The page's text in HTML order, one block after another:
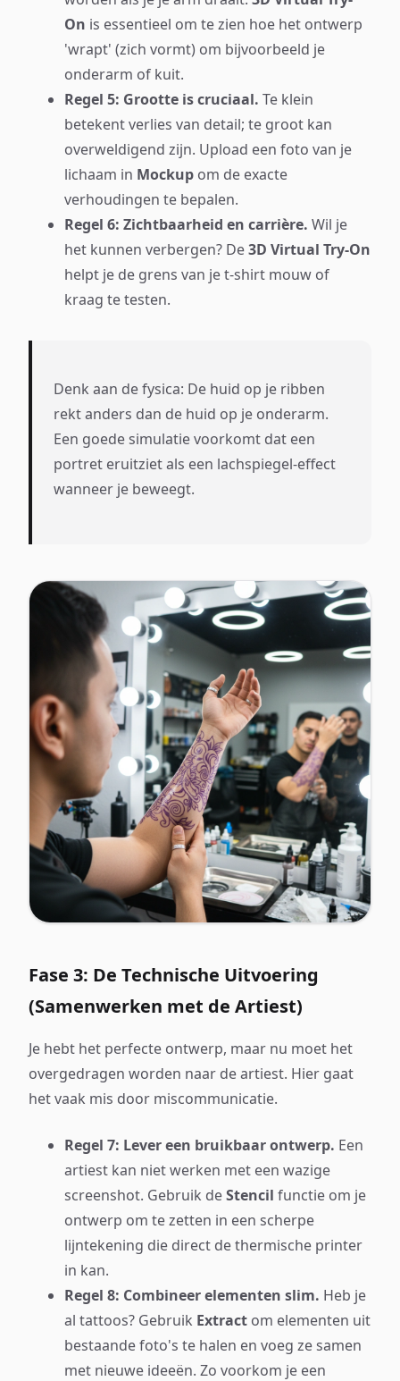
On is essentieel om te zien hoe het ontwerp
'wrapt' (zich vormt) om bijvoorbeeld je
onderarm of kuit.
Regel 5: Grootte is cruciaal. Te klein
betekent verlies van detail; te groot kan
overweldigend zijn. Upload een foto van je
lichaam in Mockup om de exacte
verhoudingen te bepalen.
Regel 6: Zichtbaarheid en carrière. Wil je
het kunnen verbergen? De3D Virtual Try-On
helpt je de grens van je t-shirt mouw of
kraag te testen.
Denk aan de fysica: De huid op je ribben
rekt anders dan de huid op je onderarm.
Een goede simulatie voorkomt dat een
portret eruitziet als een lachspiegel-effect
wanneer je beweegt.
Fase 3: De Technische Uitvoering
(Samenwerken met de Artiest)
Je hebt het perfecte ontwerp, maar nu moet het
overgedragen worden naar de artiest. Hier gaat
het vaak mis door miscommunicatie.
Regel 7: Lever een bruikbaar ontwerp. Een
artiest kan niet werken met een wazige
screenshot. Gebruik deStencil functie om je
ontwerp om te zetten in een scherpe
lijntekening die direct de thermische printer
in kan.
Regel 8: Combineer elementen slim. Heb je
al tattoos? Gebruik Extract om elementen uit
bestaande foto's te halen en voeg ze samen
met nieuwe ideeën. Zo voorkom je een